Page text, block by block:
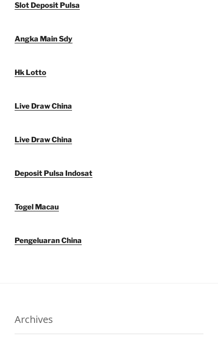
Slot Deposit Pulsa
Angka Main Sdy
Hk Lotto
Live Draw China
Live Draw China
Deposit Pulsa Indosat
Togel Macau
Pengeluaran China
Archives